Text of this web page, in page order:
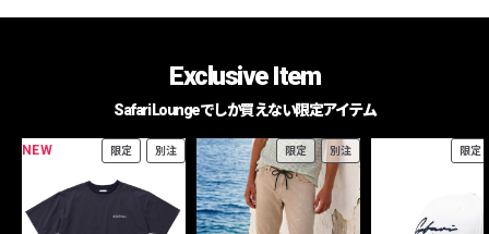
Exclusive Item
Safari Loungeでしか買えない限定アイテム
NEW 限定 別注 限定 別注 限定